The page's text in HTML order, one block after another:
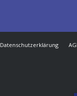
Datenschutzerklärung